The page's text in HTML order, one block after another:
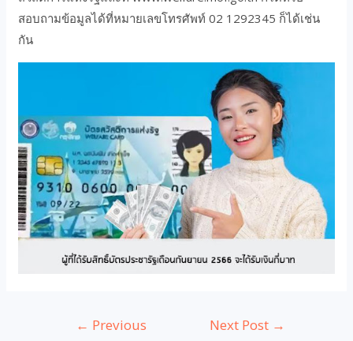
สอบถามข้อมูลได้ที่หมายเลขโทรศัพท์ 02 1292345 ก็ได้เช่น
กัน
← Previous
Next Post →